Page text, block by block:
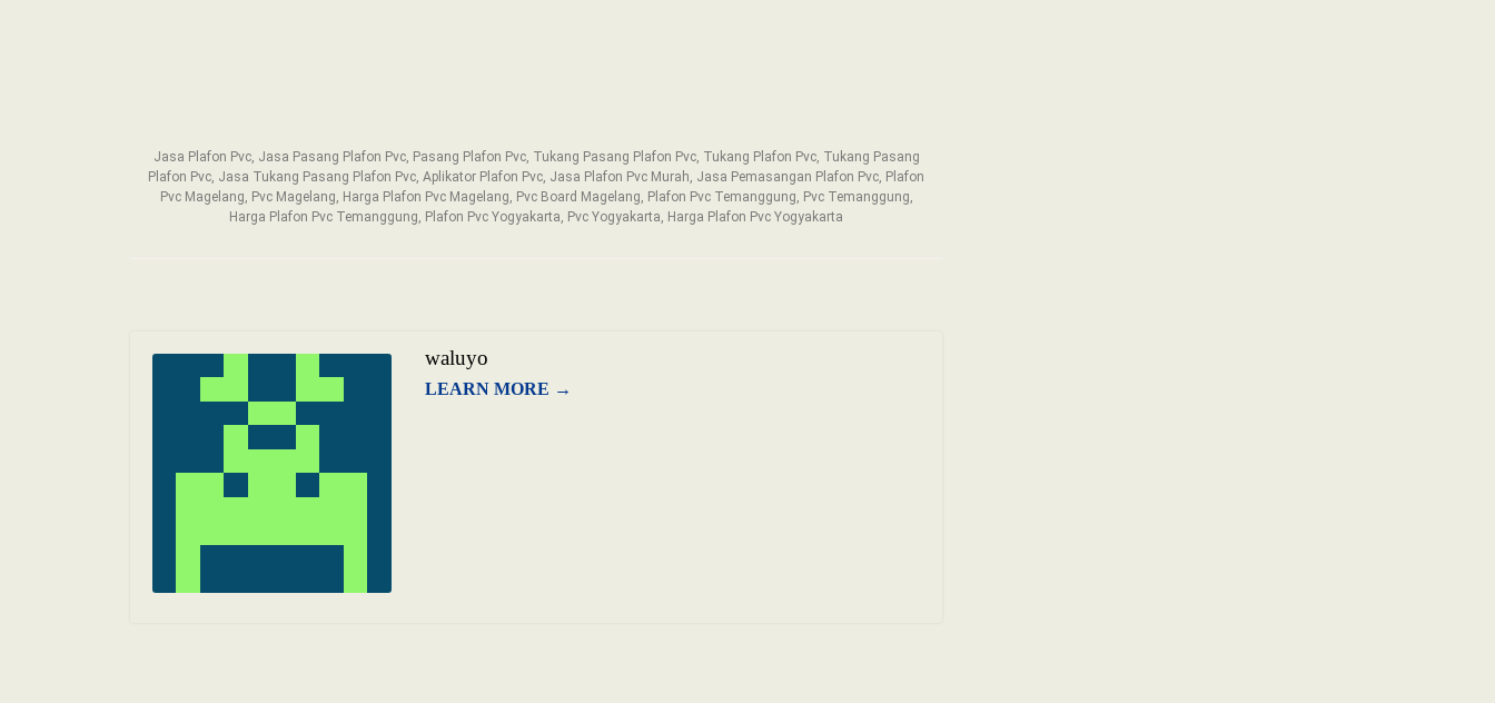
Jasa Plafon Pvc, Jasa Pasang Plafon Pvc, Pasang Plafon Pvc, Tukang Pasang Plafon Pvc, Tukang Plafon Pvc, Tukang Pasang
Plafon Pvc, Jasa Tukang Pasang Plafon Pvc, Aplikator Plafon Pvc, Jasa Plafon Pvc Murah, Jasa Pemasangan Plafon Pvc, Plafon
Pvc Magelang, Pvc Magelang, Harga Plafon Pvc Magelang, Pvc Board Magelang, Plafon Pvc Temanggung, Pvc Temanggung,
Harga Plafon Pvc Temanggung, Plafon Pvc Yogyakarta, Pvc Yogyakarta, Harga Plafon Pvc Yogyakarta
waluyo
LEARN MORE →